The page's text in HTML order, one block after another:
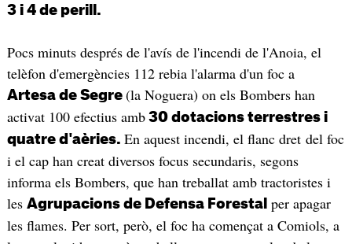
3 i 4 de perill.
Pocs minuts després de l'avís de l'incendi de l'Anoia, el
telèfon d'emergències 112 rebia l'alarma d'un foc a
Artesa de Segre (la Noguera) on els Bombers han
activat 100 efectius amb30dotacions terrestres i
quatre d'aèries. En aquest incendi, el flanc dret del foc
i el cap han creat diversos focus secundaris, segons
informa els Bombers, que han treballat amb tractoristes i
les Agrupacions de Defensa Forestal per apagar
les flames. Per sort, però, el foc ha començat a Comiols, a